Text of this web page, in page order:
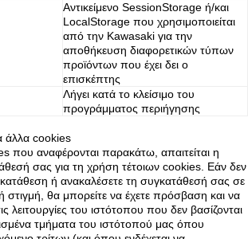
Αντικείμενο SessionStorage ή/και
LocalStorage που χρησιμοποιείται
από την Kawasaki για την
αποθήκευση διαφορετικών τύπων
προϊόντων που έχει δει ο
επισκέπτης
Λήγει κατά το κλείσιμο του
προγράμματος περιήγησης
cookies
που αναφέρονται παρακάτω, απαιτείται η
σας για τη χρήση τέτοιων cookies. Εάν δεν
ή ανακαλέσετε τη συγκατάθεσή σας σε
στιγμή, θα μπορείτε να έχετε πρόσβαση και να
λειτουργίες του ιστότοπου που δεν βασίζονται
τμήματα του ιστότοπού μας όπου